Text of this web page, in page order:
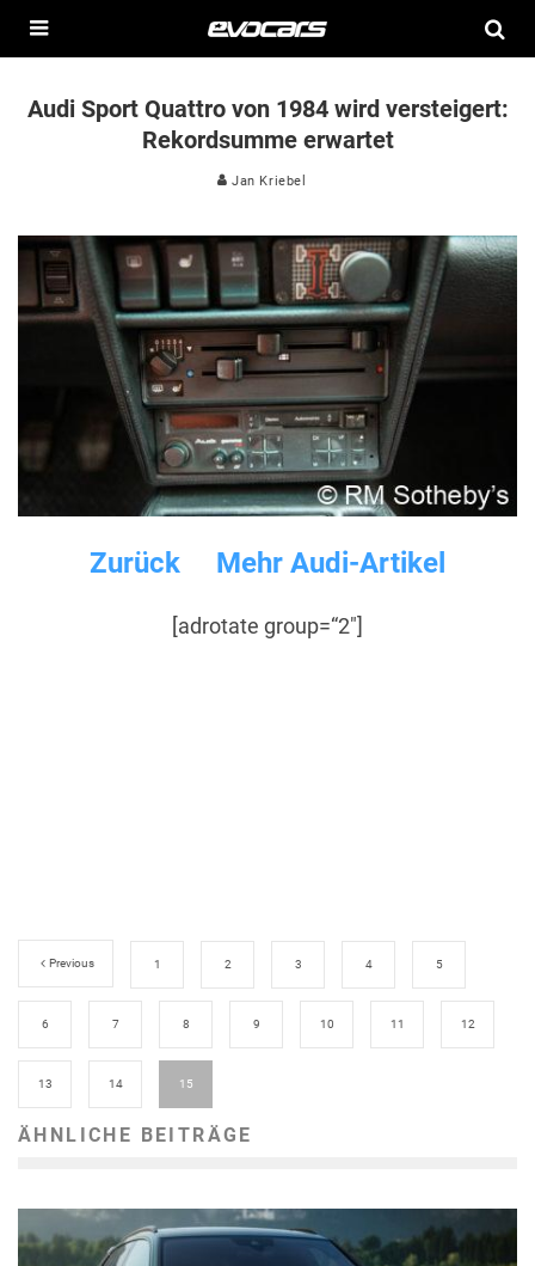
Audi Sport Quattro von 1984 wird versteigert:
Rekordsumme erwartet
Jan Kriebel
Zurück Mehr Audi-Artikel
[adrotate group=“2″]
Previous 1 2 3 4 5
6 7 8 9 10 11 12
13 14 15
ÄHNLICHE BEITRÄGE